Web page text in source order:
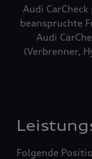
Audi
beanspruchte
Audi
(Verbrenner,
Folgende